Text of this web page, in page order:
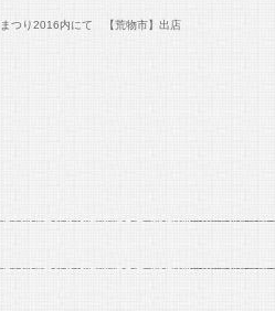
つり2016内にて 【荒物市】出店